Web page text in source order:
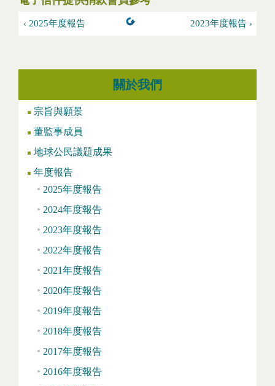
‹ 2025年度報告 2023年度報告 ›
關於我們
宗旨與願景
董監事成員
地球公民議題成果
年度報告
2025年度報告
2024年度報告
2023年度報告
2022年度報告
2021年度報告
2020年度報告
2019年度報告
2018年度報告
2017年度報告
2016年度報告